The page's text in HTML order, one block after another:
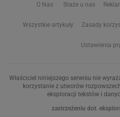
O Nas Staże u nas
Wszystkie artykuły Zasady
Ustawienia
Właściciel niniejszego serwisu nie
korzystanie z utworów
eksploracji tekstów i
zastrzeżeniu dot.